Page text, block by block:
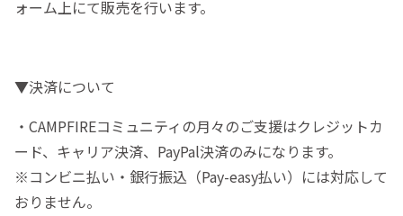
ォーム上にて販売を行います。
▼決済について
・CAMPFIREコミュニティの月々のご支援はクレジットカ
ード、キャリア決済、PayPal決済のみになります。
※コンビニ払い・銀行振込（Pay-easy払い）には対応して
おりません。